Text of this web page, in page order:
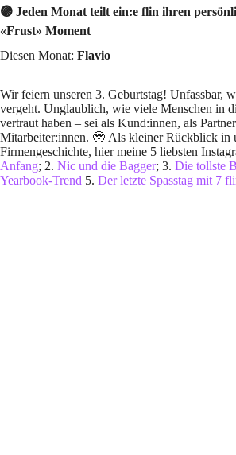
🟣 Jeden Monat teilt ein:e flin ihren
«Frust» Moment
Diesen Monat: Flavio
Wir feiern unseren 3. Geburtstag! Unfassbar,
vergeht. Unglaublich, wie viele Menschen in
vertraut haben – sei als Kund:innen, als
Mitarbeiter:innen. 🥹 Als kleiner Rückblick in
Firmengeschichte, hier meine 5 liebsten
Anfang; 2. Nic und die Bagger; 3. Die tollste
Yearbook-Trend 5. Der letzte Spasstag mit 7